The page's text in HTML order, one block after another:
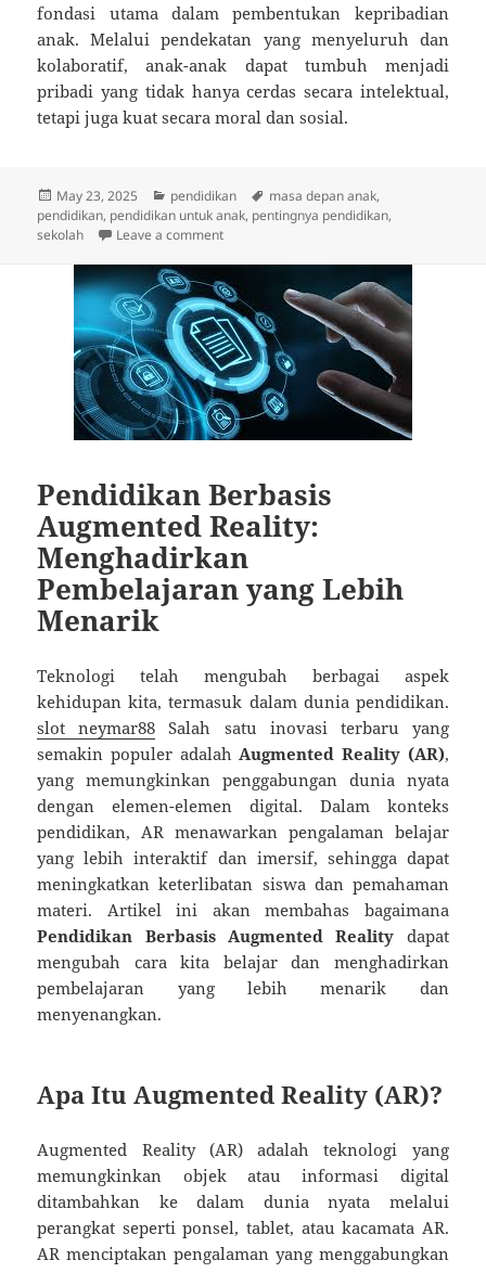
fondasi utama dalam pembentukan kepribadian
anak. Melalui pendekatan yang menyeluruh dan
kolaboratif, anak-anak dapat tumbuh menjadi
pribadi yang tidak hanya cerdas secara intelektual,
tetapi juga kuat secara moral dan sosial.
Posted
on
May 23, 2025 Categories
pendidikan Tags
masa depan anak,
pendidikan, pendidikan untuk anak, pentingnya pendidikan,
sekolah
Leave a commenton Pentingnya Pendidikan Karakter di
Pendidikan Berbasis
Augmented Reality:
Menghadirkan
Pembelajaran yang Lebih
Menarik
Teknologi telah mengubah berbagai aspek
kehidupan kita, termasuk dalam dunia pendidikan.
slot neymar88 Salah satu inovasi terbaru yang
semakin populer adalah Augmented Reality (AR),
yang memungkinkan penggabungan dunia nyata
dengan elemen-elemen digital. Dalam konteks
pendidikan, AR menawarkan pengalaman belajar
yang lebih interaktif dan imersif, sehingga dapat
meningkatkan keterlibatan siswa dan pemahaman
materi. Artikel ini akan membahas bagaimana
Pendidikan Berbasis Augmented Reality dapat
mengubah cara kita belajar dan menghadirkan
pembelajaran yang lebih menarik dan
menyenangkan.
Apa Itu Augmented Reality (AR)?
Augmented Reality (AR) adalah teknologi yang
memungkinkan objek atau informasi digital
ditambahkan ke dalam dunia nyata melalui
perangkat seperti ponsel, tablet, atau kacamata AR.
AR menciptakan pengalaman yang menggabungkan